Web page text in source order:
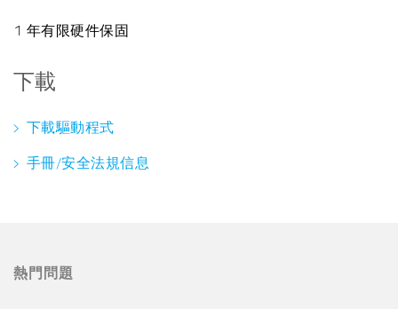
1 年有限硬件保固
下載
下載驅動程式
手冊/安全法規信息
熱門問題